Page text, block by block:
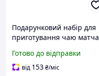
Подарунковий набір для
приготування чаю матча
Готово до відправки
від 153₴/міс